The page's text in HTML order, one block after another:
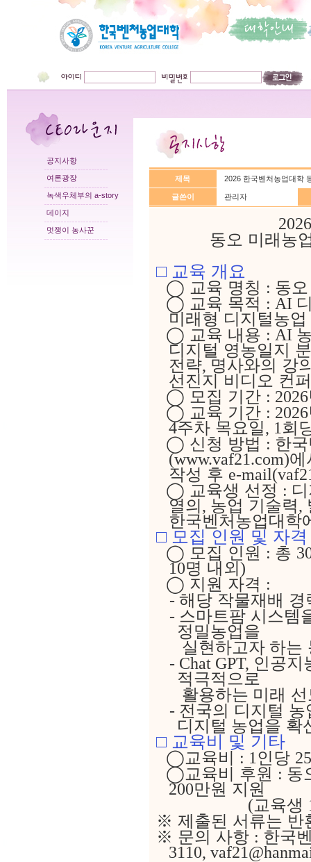
공지사항
여론광장
녹색우체부의 a-story
데이지
멋쟁이 농사꾼
제목 2026 한국벤처농업대학
글쓴이 관리자
동오 미래농
□ 교육 개요
◯ 교육 명칭 : 동
◯ 교육 목적 : AI
미래형 디지털농
◯ 교육 내용 : AI
디지털 영농일지
전략, 명사와의 강
선진지 비디오 컨
◯ 모집 기간 : 2026
◯ 교육 기간 : 2026
4주차 목요일, 1 회
◯ 신청 방법 : 한
(www.vaf21.com)
작성 후 e-
◯ 교육생 선정 :
열의 , 농업 기술력,
한국벤처농업대학
□ 모집 인원 및 자격
◯ 모집 인원 : 총
10명 내외)
◯ 지원 자격 :
-해당 작물재배
- 스마트팜 시스템
정밀농업을
실현하고자 하는
- Chat GPT, 인공지
적극적으로
활용하는 미래
- 전국의 디지털
디지털 농업을 확
□ 교육비 및 기타
◯교육비 : 1 인당
◯교육비 후원 : 동
200만원 지원
(교육생
※ 제출된 서류는 반
※ 문의 사항 : 한국
3110,